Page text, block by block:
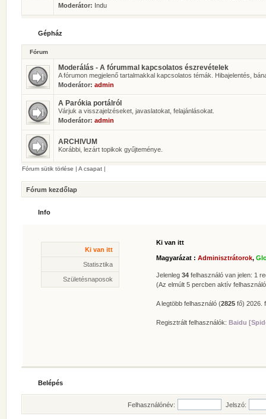
Moderátor: Indu
Gépház
Fórum
Moderálás - A fórummal kapcsolatos észrevételek
A fórumon megjelenő tartalmakkal kapcsolatos témák. Hibajelentés,
Moderátor: admin
A Parókia portálról
Várjuk a visszajelzéseket, javaslatokat, felajánlásokat.
Moderátor: admin
ARCHIVUM
Korábbi, lezárt topikok gyűjteménye.
Fórum sütik törlése | A csapat |
Fórum kezdőlap
Info
Ki van itt
Ki van itt
Magyarázat : Adminisztrátorok,
Jelenleg 34 felhasználó van jelen: 1
(Az elmúlt 5 percben aktív
A legtöbb felhasználó (2825 fő) 2026.
Regisztrált felhasználók: Baidu
Statisztika
Statisztika
* Hozzászólások száma:
62625
* Témák száma:
* Felhasználók száma: 606
* Legújabb regisztrált tagunk:Zolee
Születésnaposok
Belépés
Felhasználónév: Jelszó: